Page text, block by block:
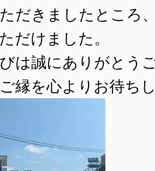
だきましたところ
だけました。
は誠にありがとう
縁を心よりお待ち